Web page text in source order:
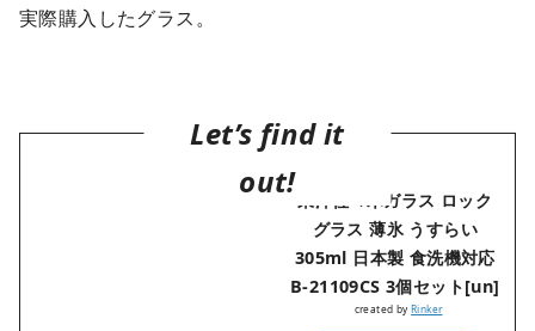
実際購入したグラス。
東洋佐々木ガラス ロック
グラス 薄氷 うすらい
305ml 日本製 食洗機対応
B-21109CS 3個セット[un]
created byRinker